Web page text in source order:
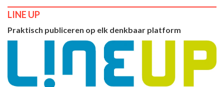
LINE UP
Praktisch publiceren op elk denkbaar platform